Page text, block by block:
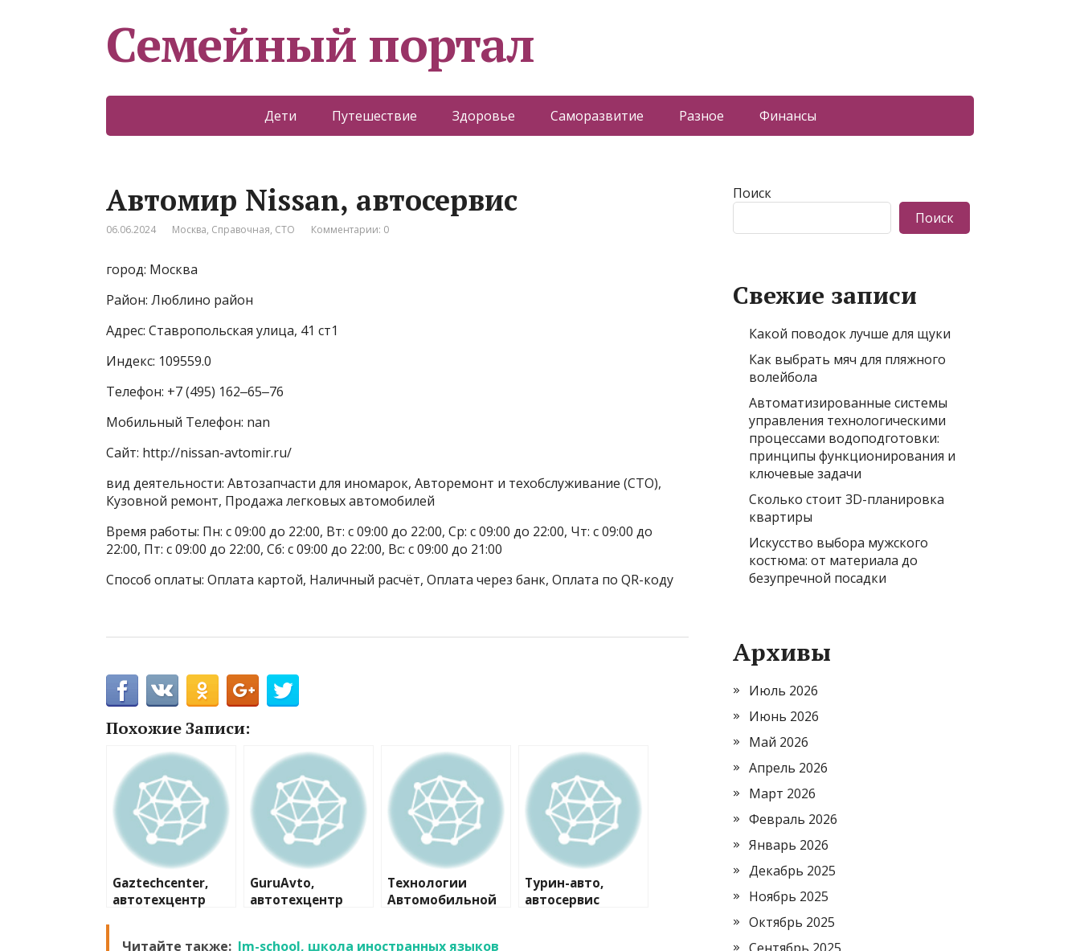
Семейный портал
Дети Путешествие Здоровье Саморазвитие Разное Финансы
Автомир Nissan, автосервис
06.06.2024 Москва, Справочная, СТО Комментарии: 0
город: Москва
Район: Люблино район
Адрес: Ставропольская улица, 41 ст1
Индекс: 109559.0
Телефон: +7 (495) 162‒65‒76
Мобильный Телефон: nan
Сайт: http://nissan-avtomir.ru/
вид деятельности: Автозапчасти для иномарок, Авторемонт и техобслуживание (СТО),
Кузовной ремонт, Продажа легковых автомобилей
Время работы: Пн: с 09:00 до 22:00, Вт: с 09:00 до 22:00, Ср: с 09:00 до 22:00, Чт: с 09:00 до
22:00, Пт: с 09:00 до 22:00, Сб: с 09:00 до 22:00, Вс: с 09:00 до 21:00
Способ оплаты: Оплата картой, Наличный расчёт, Оплата через банк, Оплата по QR-коду
Похожие Записи:
Gaztechcenter,
автотехцентр
GuruAvto,
автотехцентр
Технологии
Автомобильной
Турин-авто,
автосервис
Читайте также: Im-school, школа иностранных языков
Поиск
Поиск
Свежие записи
Какой поводок лучше для щуки
Как выбрать мяч для пляжного
волейбола
Автоматизированные системы
управления технологическими
процессами водоподготовки:
принципы функционирования и
ключевые задачи
Сколько стоит 3D-планировка
квартиры
Искусство выбора мужского
костюма: от материала до
безупречной посадки
Архивы
Июль 2026
Июнь 2026
Май 2026
Апрель 2026
Март 2026
Февраль 2026
Январь 2026
Декабрь 2025
Ноябрь 2025
Октябрь 2025